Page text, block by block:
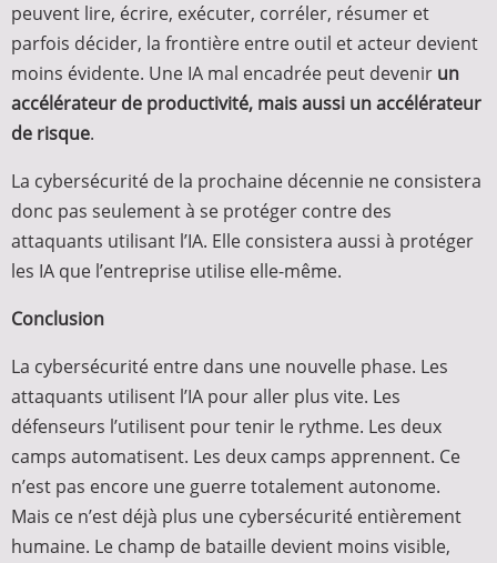
peuvent lire, écrire, exécuter, corréler, résumer et
parfois décider, la frontière entre outil et acteur devient
moins évidente. Une IA mal encadrée peut devenir un
accélérateur de productivité, mais aussi un accélérateur
de risque.
La cybersécurité de la prochaine décennie ne consistera
donc pas seulement à se protéger contre des
attaquants utilisant l’IA. Elle consistera aussi à protéger
les IA que l’entreprise utilise elle-même.
Conclusion
La cybersécurité entre dans une nouvelle phase. Les
attaquants utilisent l’IA pour aller plus vite. Les
défenseurs l’utilisent pour tenir le rythme. Les deux
camps automatisent. Les deux camps apprennent. Ce
n’est pas encore une guerre totalement autonome.
Mais ce n’est déjà plus une cybersécurité entièrement
humaine. Le champ de bataille devient moins visible,